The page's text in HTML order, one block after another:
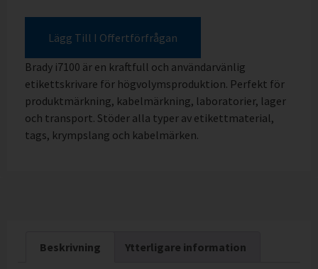
Lägg Till I Offertförfrågan
Brady i7100 är en kraftfull och användarvänlig
etikettskrivare för högvolymsproduktion. Perfekt för
produktmärkning, kabelmärkning, laboratorier, lager
och transport. Stöder alla typer av etikettmaterial,
tags, krympslang och kabelmärken.
Beskrivning Ytterligare information